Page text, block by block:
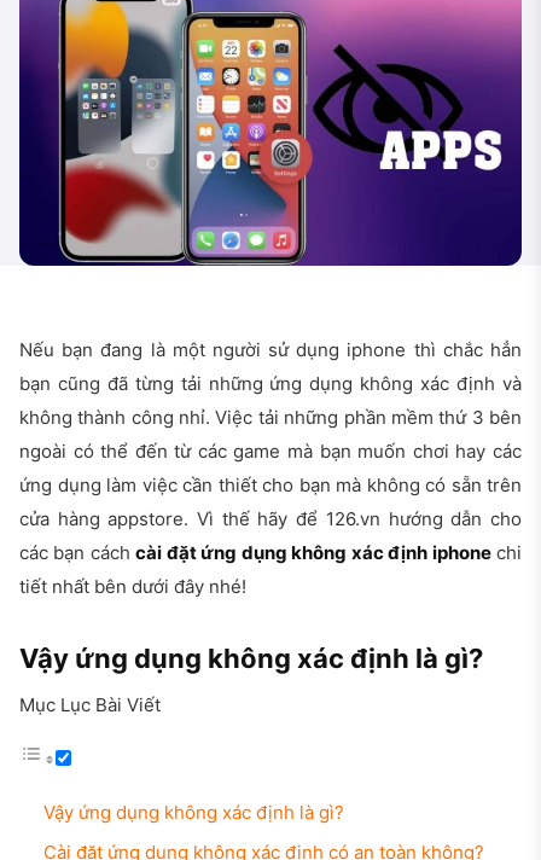
Nếu bạn đang là một người sử dụng iphone thì chắc hẳn
bạn cũng đã từng tải những ứng dụng không xác định và
không thành công nhỉ. Việc tải những phần mềm thứ 3 bên
ngoài có thể đến từ các game mà bạn muốn chơi hay các
ứng dụng làm việc cần thiết cho bạn mà không có sẵn trên
cửa hàng appstore. Vì thế hãy để 126.vn hướng dẫn cho
các bạn cáchcài đặt ứng dụng không xác định iphonechi
tiết nhất bên dưới đây nhé!
Vậy ứng dụng không xác định là gì?
Mục Lục Bài Viết
Vậy ứng dụng không xác định là gì?
Cài đặt ứng dụng không xác định có an toàn không?